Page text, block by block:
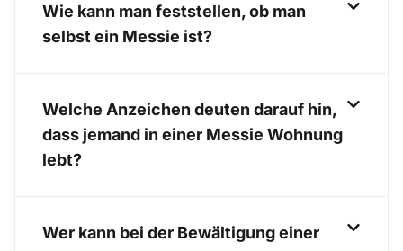
Wie kann man feststellen, ob man
selbst ein Messie ist?
Welche Anzeichen deuten darauf hin,
dass jemand in einer Messie Wohnung
lebt?
Wer kann bei der Bewältigung einer